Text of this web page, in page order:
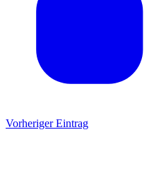
Vorheriger Eintrag